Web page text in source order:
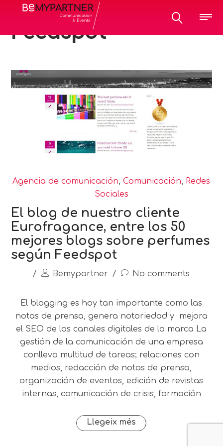
All posts tagged:
Feedspot
Agencia de comunicación ,Comunicación
Redes
Sociales
El blog de nuestro cliente
Eurofragance, entre los 50
mejores blogs sobre perfumes
según Feedspot
/ Bemypartner / No comments
El blogging es hoy tan importante como las
notas de prensa, genera notoriedad y mejora
el SEO de los canales digitales de la marca La
gestión de la comunicación de una empresa
conlleva multitud de tareas; relaciones con
medios, redacción de notas de prensa,
organización de eventos, edición de revistas
internas, comunicación de crisis, formación
Llegeix més